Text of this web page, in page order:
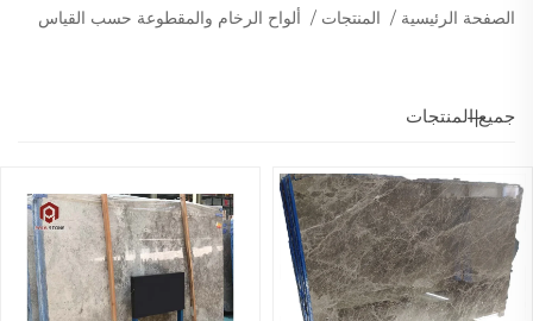
الصفحة الرئيسية / المنتجات / ألواح الرخام والمقطوعة حسب القياس
جميع المنتجات